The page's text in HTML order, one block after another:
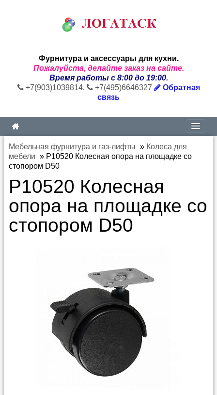
Фурнитура и аксессуары для кухни.
Пожалуйста, делайте заказ на сайте.
Время работы с 8:00 до 19:00.
+7(903)1039814, +7(495)6646327
Обратная
связь
Мебельная фурнитура и газ-лифты » Колеса для
мебели » P10520 Колесная опора на площадке со
стопором D50
P10520 Колесная
опора на площадке со
стопором D50